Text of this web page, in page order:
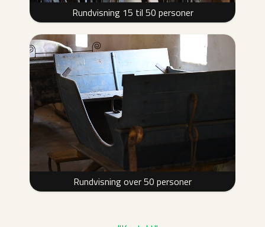
Rundvisning 15 til 50 personer
Rundvisning over 50 personer